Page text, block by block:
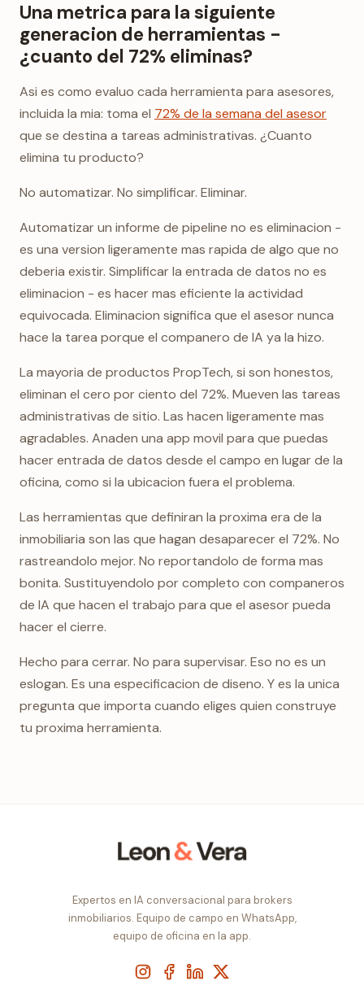
Una metrica para la siguiente
generacion de herramientas -
¿cuanto del 72% eliminas?
Asi es como evaluo cada herramienta para asesores,
incluida la mia: toma el 72% de la semana del asesor
que se destina a tareas administrativas. ¿Cuanto
elimina tu producto?
No automatizar. No simplificar. Eliminar.
Automatizar un informe de pipeline no es eliminacion -
es una version ligeramente mas rapida de algo que no
deberia existir. Simplificar la entrada de datos no es
eliminacion - es hacer mas eficiente la actividad
equivocada. Eliminacion significa que el asesor nunca
hace la tarea porque el companero de IA ya la hizo.
La mayoria de productos PropTech, si son honestos,
eliminan el cero por ciento del 72%. Mueven las tareas
administrativas de sitio. Las hacen ligeramente mas
agradables. Anaden una app movil para que puedas
hacer entrada de datos desde el campo en lugar de la
oficina, como si la ubicacion fuera el problema.
Las herramientas que definiran la proxima era de la
inmobiliaria son las que hagan desaparecer el 72%. No
rastreandolo mejor. No reportandolo de forma mas
bonita. Sustituyendolo por completo con companeros
de IA que hacen el trabajo para que el asesor pueda
hacer el cierre.
Hecho para cerrar. No para supervisar. Eso no es un
eslogan. Es una especificacion de diseno. Y es la unica
pregunta que importa cuando eliges quien construye
tu proxima herramienta.
Expertos en IA conversacional para brokers
inmobiliarios. Equipo de campo en WhatsApp,
equipo de oficina en la app.
Instagram
Facebook
LinkedIn
X